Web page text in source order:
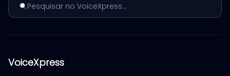
Pesquisar no VoiceXpress...
VoiceXpress